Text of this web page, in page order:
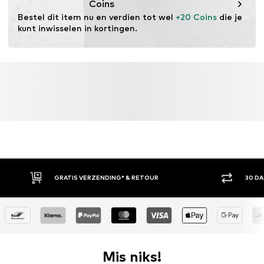
Coins
Bestel dit item nu en verdien tot wel +20 Coins die je
kunt inwisselen in kortingen.
GRATIS VERZENDING* & RETOUR 30
Mis niks!